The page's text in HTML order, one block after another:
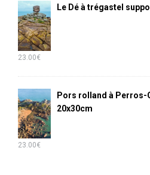
Le Dé à trégastel
23.00€
Pors rolland à Perros-
20x30cm
23.00€